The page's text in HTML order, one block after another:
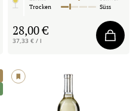
Trocken
Süss
28,00 €
37,33 € / l